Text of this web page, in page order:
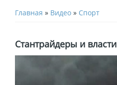
Главная » Видео » Спорт
Стантрайдеры и власти